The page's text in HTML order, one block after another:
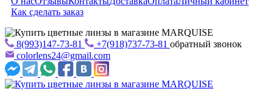
Как сделать заказ
8(993)147-73-81 +7(918)737-73-81 обратный звонок
colorlens24@gmail.com